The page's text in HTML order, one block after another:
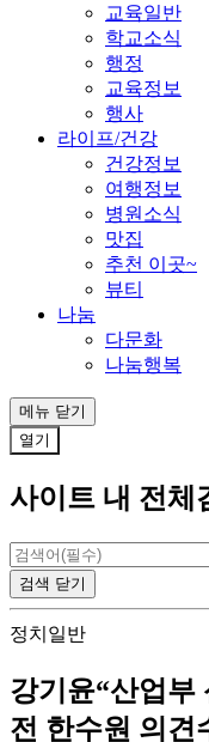
교육일반
학교소식
행정
교육정보
행사
라이프/건강
건강정보
여행정보
병원소식
맛집
추천 이곳~
뷰티
나눔
다문화
나눔행복
메뉴 닫기
열기
사이트 내 전체
검색 닫기
정치일반
강기윤“산업부
전 한수원 의견